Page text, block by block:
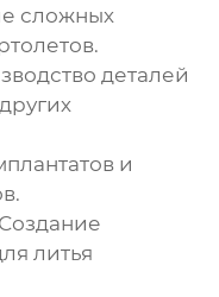
сложных
деталей
и
литья